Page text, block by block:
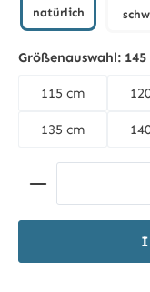
natürlich
Größenauswahl:
115 cm
135 cm
Produkt